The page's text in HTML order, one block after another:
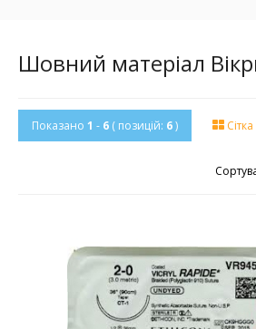
Шовний матеріал
Показано 1 - 6 ( позицій: 6) Сітка